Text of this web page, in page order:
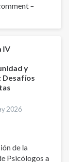
–
IV
y
Desafíos
2026
de la
Psicólogos a